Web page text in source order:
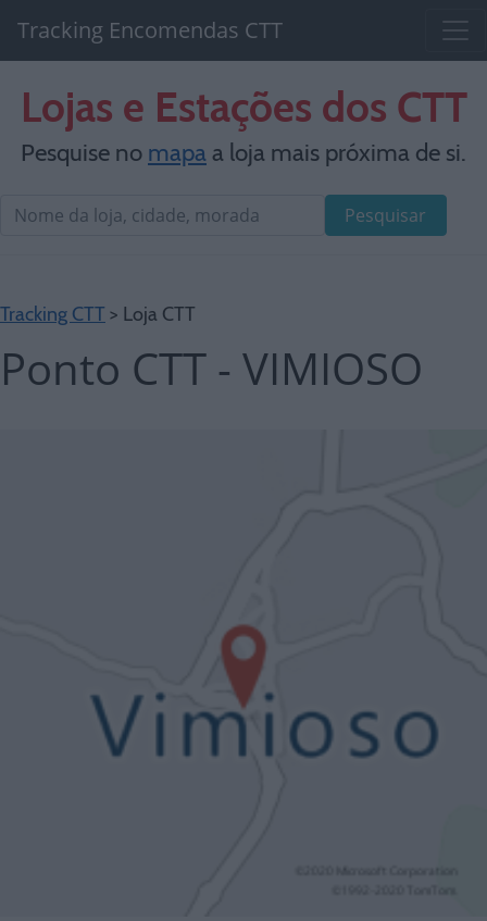
Tracking Encomendas CTT
Lojas e Estações dos CTT
Pesquise no mapaa loja mais próxima de si.
Pesquisar
Tracking CTT > Loja CTT
Ponto CTT - VIMIOSO